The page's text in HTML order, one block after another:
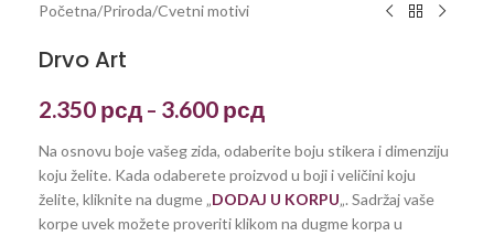
Početna/Priroda/Cvetni motivi
Drvo Art
2.350 рсд – 3.600 рсд
Na osnovu boje vašeg zida, odaberite boju stikera i dimenziju
koju želite. Kada odaberete proizvod u boji i veličini koju
želite, kliknite na dugme „DODAJ U KORPU„. Sadržaj vaše
korpe uvek možete proveriti klikom na dugme korpa u